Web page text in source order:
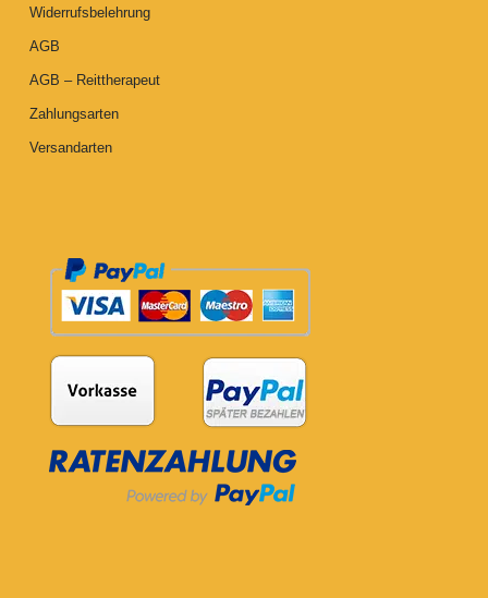
Widerrufsbelehrung
AGB
AGB – Reittherapeut
Zahlungsarten
Versandarten